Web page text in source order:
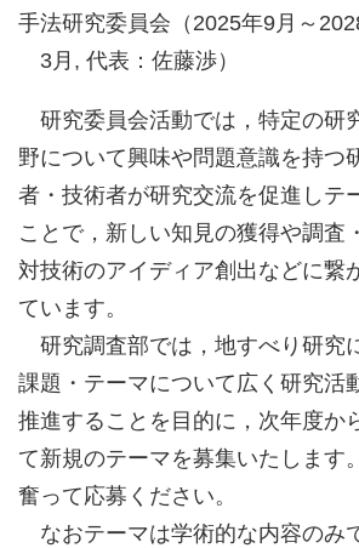
手法研究委員会（2025年9月～
3月, 代表：佐藤渉）
研究委員会活動では，特定の研
野について興味や問題意識を持つ
者・技術者が研究交流を促進しテ
ことで，新しい知見の獲得や調査・
対技術のアイディア創出などに繋
ています。
研究調査部では，地すべり研究
課題・テーマについて広く研究活
推進することを目的に，次年度か
て新規のテーマを募集いたします。
奮って応募ください。
なおテーマは学術的な内容のみ